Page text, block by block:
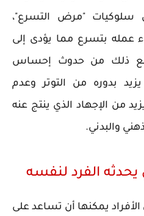
"مرض التسرع"،
عمله بتسرع مما يؤدى إلى
ذلك من حدوث إحساس
بدوره من التوتر وعدم
من الإجهاد الذي ينتج عنه
والبدني.
يحدثه الفرد لنفسه
يمكنها أن تساعد على